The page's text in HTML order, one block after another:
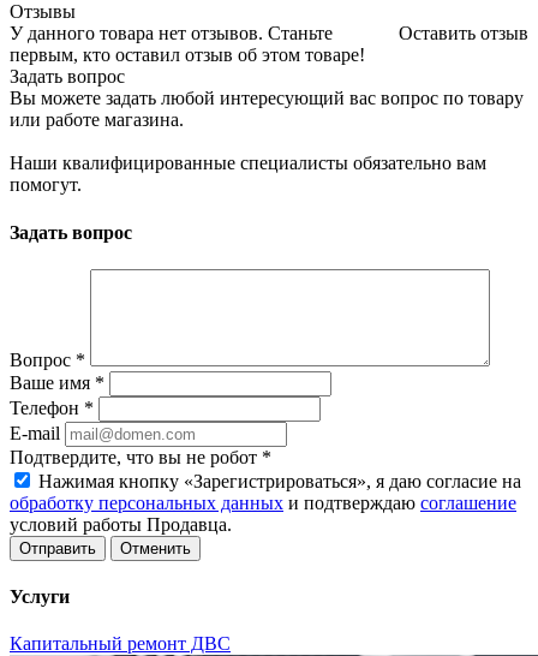
Отзывы
Оставить отзыв
У данного товара нет отзывов. Станьте
первым, кто оставил отзыв об этом товаре!
Задать вопрос
Вы можете задать любой интересующий вас вопрос по товару
или работе магазина.
Наши квалифицированные специалисты обязательно вам
помогут.
Задать вопрос
Вопрос *
Ваше имя *
Телефон *
E-mail
Подтвердите, что вы не робот *
Нажимая кнопку «Зарегистрироваться», я даю согласие на
обработку персональных данных и подтверждаю соглашение
условий работы Продавца.
Отменить
Услуги
Капитальный ремонт ДВС